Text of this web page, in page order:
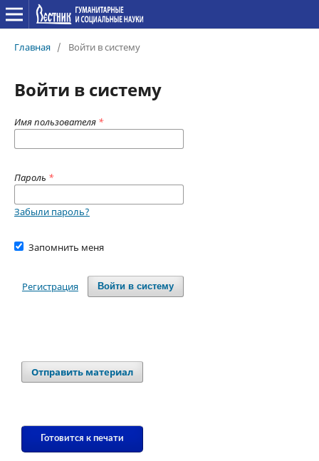
Главная / Войти в систему
Войти в систему
Имя пользователя *
Пароль *
Забыли пароль?
Запомнить меня
Войти в систему
Регистрация
Отправить материал
Готовится к печати